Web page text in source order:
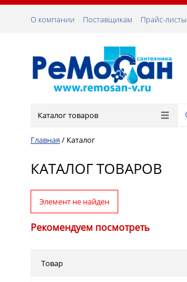
О компании Поставщикам Прайс-листы
Каталог товаров
Главная / Каталог
КАТАЛОГ ТОВАРОВ
Элемент не найден
Рекомендуем посмотреть
Товар